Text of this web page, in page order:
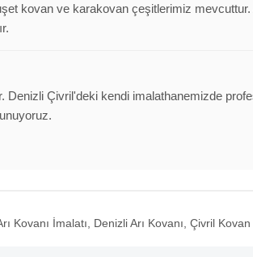
kovan ve karakovan çeşitlerimiz mevcuttur.
Denizli Çivril'deki kendi imalathanemizde
Kovanı İmalatı, Denizli Arı Kovanı, Çivril